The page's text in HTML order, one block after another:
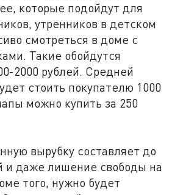
которые подойдут для
утренников в детском
смотреться в доме с
Такие обойдутся
2000 рублей. Средней
стоить покупателю 1000
можно купить за 250
вырубку составляет до
и даже лишение свободы на
того, нужно будет